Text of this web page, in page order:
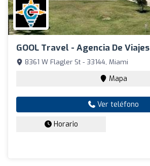
GOOL Travel - Agencia De Viajes
8361 W Flagler St - 33144, Miami
Mapa
Ver teléfono
Horario